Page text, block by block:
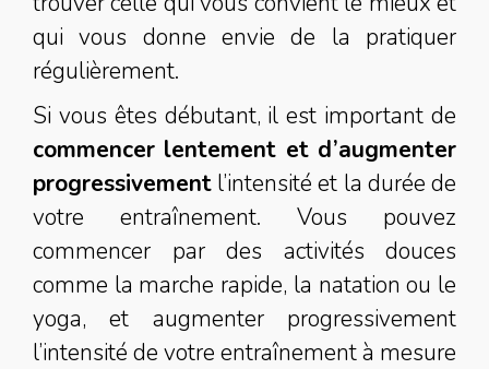
qui vous donne envie de la pratiquer
régulièrement.
Si vous êtes débutant, il est important de
commencer lentement et d’augmenter
progressivement l’intensité et la durée de
votre entraînement. Vous pouvez
commencer par des activités douces
comme la marche rapide, la natation ou le
yoga, et augmenter progressivement
l’intensité de votre entraînement à mesure